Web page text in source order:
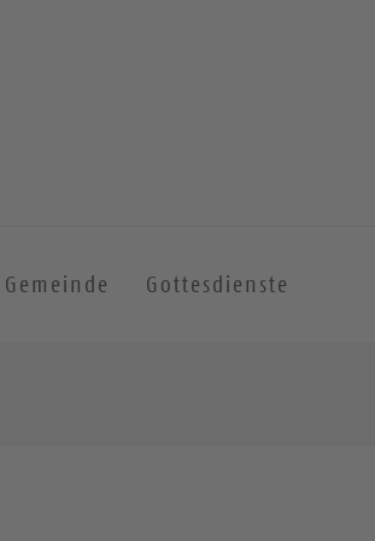
Gemeinde Gottesdienste